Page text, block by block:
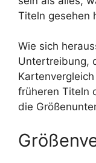
Titeln gesehen
Wie sich
Untertreibung,
früheren Titeln
die